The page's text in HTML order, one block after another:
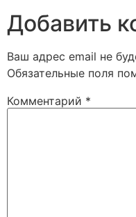
Добавить
Ваш адрес email не
Обязательные поля
Комментарий *